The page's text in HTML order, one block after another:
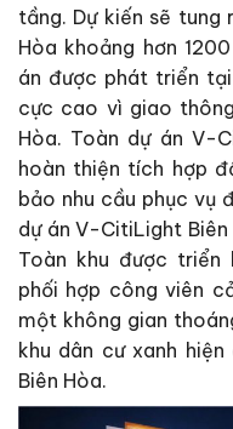
tầng. Dự kiến sẽ tung
Hòa khoảng hơn
án được phát triển
cực cao vì giao
Hòa. Toàn dự án V-
hoàn thiện tích hợp
bảo nhu cầu phục vụ
dự án V-CitiLight
Toàn khu được triển
phối hợp công viên
một không gian
khu dân cư xanh
Biên Hòa.